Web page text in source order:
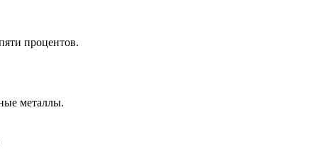
процентов.
металлы.